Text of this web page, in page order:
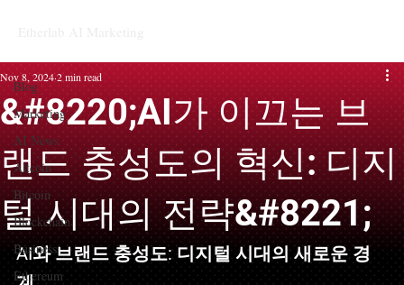
Blog
Marketing
AI News
Altcoin
Bitcoin
Blockchain
Business
Ethereum
&#8220;AI가 이끄는 브
랜드 충성도의 혁신: 디지
털 시대의 전략&#8221;
Nov 8, 20242 min read
AI와 브랜드 충성도: 디지털 시대의 새로운 경